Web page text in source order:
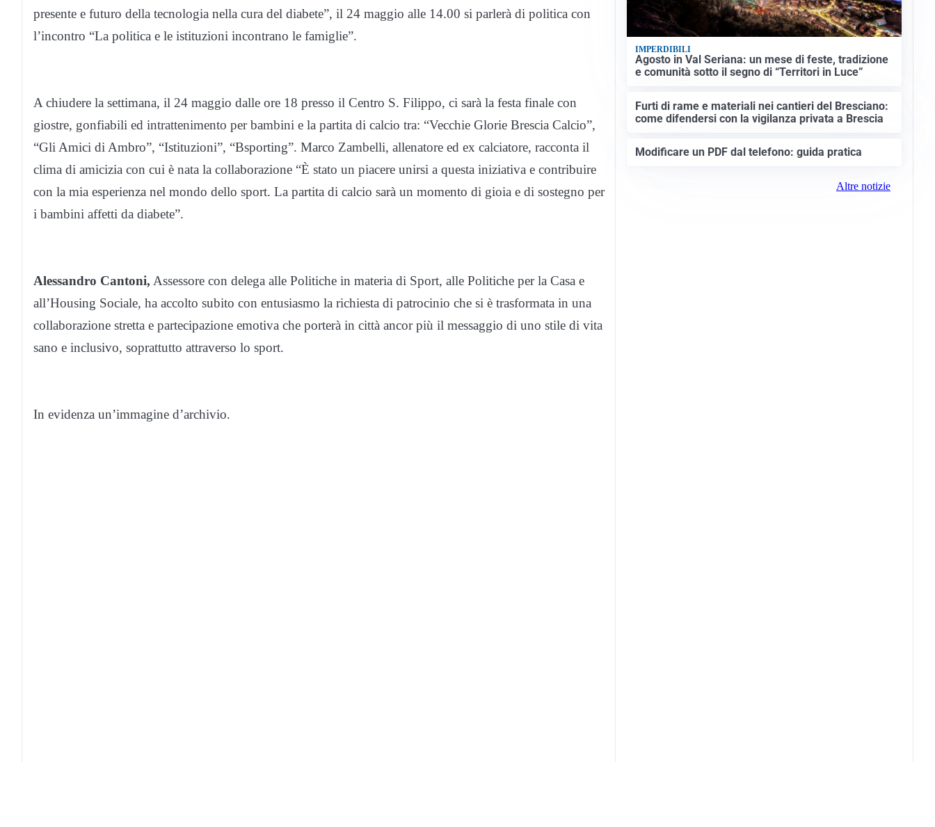
presente e futuro della tecnologia nella cura del diabete”, il 24 maggio alle 14.00 si parlerà di politica con
l’incontro “La politica e le istituzioni incontrano le famiglie”.
A chiudere la settimana, il 24 maggio dalle ore 18 presso il Centro S. Filippo, ci sarà la festa finale con
giostre, gonfiabili ed intrattenimento per bambini e la partita di calcio tra: “Vecchie Glorie Brescia Calcio”,
“Gli Amici di Ambro”, “Istituzioni”, “Bsporting”. Marco Zambelli, allenatore ed ex calciatore, racconta il
clima di amicizia con cui è nata la collaborazione “È stato un piacere unirsi a questa iniziativa e contribuire
con la mia esperienza nel mondo dello sport. La partita di calcio sarà un momento di gioia e di sostegno per
i bambini affetti da diabete”.
Alessandro Cantoni, Assessore con delega alle Politiche in materia di Sport, alle Politiche per la Casa e
all’Housing Sociale, ha accolto subito con entusiasmo la richiesta di patrocinio che si è trasformata in una
collaborazione stretta e partecipazione emotiva che porterà in città ancor più il messaggio di uno stile di vita
sano e inclusivo, soprattutto attraverso lo sport.
In evidenza un’immagine d’archivio.
IMPERDIBILI
Agosto in Val Seriana: un mese di feste, tradizione
e comunità sotto il segno di “Territori in Luce”
Furti di rame e materiali nei cantieri del Bresciano:
come difendersi con la vigilanza privata a Brescia
Modificare un PDF dal telefono: guida pratica
Altre notizie